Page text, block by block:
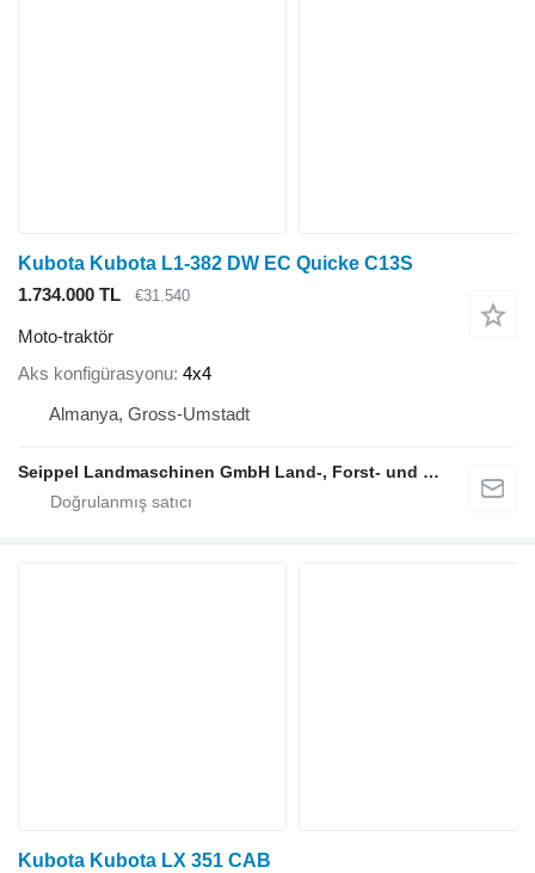
Kubota Kubota L1-382 DW EC Quicke C13S
1.734.000 TL
€31.540
Moto-traktör
Aks konfigürasyonu 4x4
Almanya, Gross-Umstadt
Seippel Landmaschinen GmbH Land-, Forst- und Gartentechnik
Kubota Kubota LX 351 CAB